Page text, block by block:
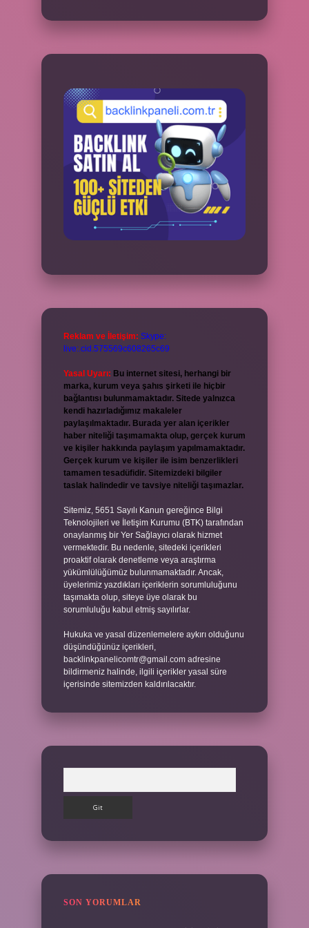
Reklam ve İletişim: Skype:
live:.cid.575569c608265c69
Yasal Uyarı: Bu internet sitesi, herhangi bir
marka, kurum veya şahıs şirketi ile hiçbir
bağlantısı bulunmamaktadır. Sitede yalnızca
kendi hazırladığımız makaleler
paylaşılmaktadır. Burada yer alan içerikler
haber niteliği taşımamakta olup, gerçek kurum
ve kişiler hakkında paylaşım yapılmamaktadır.
Gerçek kurum ve kişiler ile isim benzerlikleri
tamamen tesadüfidir. Sitemizdeki bilgiler
taslak halindedir ve tavsiye niteliği taşımazlar.
Sitemiz, 5651 Sayılı Kanun gereğince Bilgi
Teknolojileri ve İletişim Kurumu (BTK) tarafından
onaylanmış bir Yer Sağlayıcı olarak hizmet
vermektedir. Bu nedenle, sitedeki içerikleri
proaktif olarak denetleme veya araştırma
yükümlülüğümüz bulunmamaktadır. Ancak,
üyelerimiz yazdıkları içeriklerin sorumluluğunu
taşımakta olup, siteye üye olarak bu
sorumluluğu kabul etmiş sayılırlar.
Hukuka ve yasal düzenlemelere aykırı olduğunu
düşündüğünüz içerikleri,
backlinkpanelicomtr@gmail.com adresine
bildirmeniz halinde, ilgili içerikler yasal süre
içerisinde sitemizden kaldırılacaktır.
SON YORUMLAR